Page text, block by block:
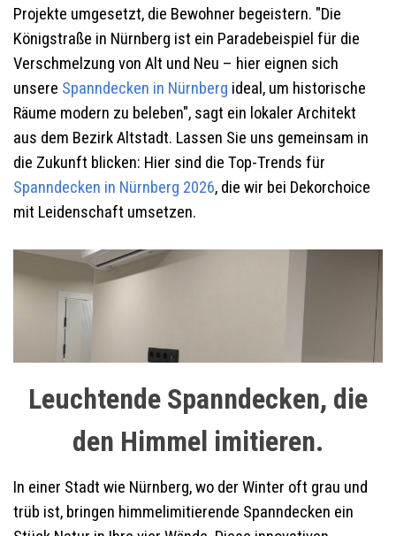
Projekte umgesetzt, die Bewohner begeistern. "Die
Königstraße in Nürnberg ist ein Paradebeispiel für die
Verschmelzung von Alt und Neu – hier eignen sich
unsere Spanndecken in Nürnberg ideal, um historische
Räume modern zu beleben", sagt ein lokaler Architekt
aus dem Bezirk Altstadt. Lassen Sie uns gemeinsam in
die Zukunft blicken: Hier sind die Top-Trends für
Spanndecken in Nürnberg 2026, die wir bei Dekorchoice
mit Leidenschaft umsetzen.
Leuchtende Spanndecken, die
den Himmel imitieren.
In einer Stadt wie Nürnberg, wo der Winter oft grau und
trüb ist, bringen himmelimitierende Spanndecken ein